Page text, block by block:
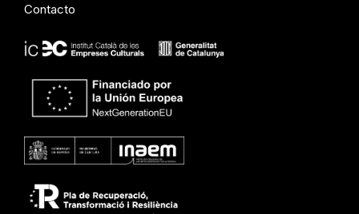
Contacto